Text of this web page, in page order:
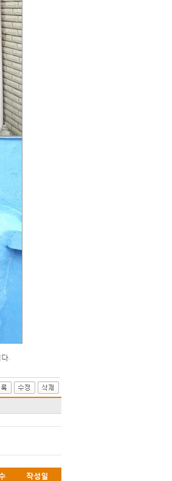
.
작성일